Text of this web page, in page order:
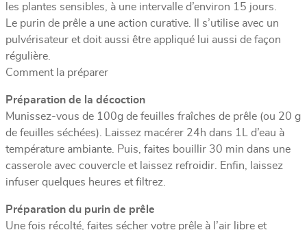
les plantes sensibles, à une intervalle d’environ 15 jours.
Le purin de prêle a une action curative. Il s’utilise avec un
pulvérisateur et doit aussi être appliqué lui aussi de façon
régulière.
Comment la préparer
Préparation de la décoction
Munissez-vous de 100g de feuilles fraîches de prêle (ou 20 g
de feuilles séchées). Laissez macérer 24h dans 1L d’eau à
température ambiante. Puis, faites bouillir 30 min dans une
casserole avec couvercle et laissez refroidir. Enfin, laissez
infuser quelques heures et filtrez.
Préparation du purin de prêle
Une fois récolté, faites sécher votre prêle à l’air libre et